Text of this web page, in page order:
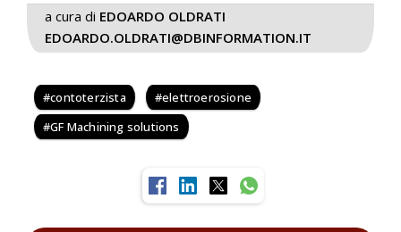
a cura di EDOARDO OLDRATI
EDOARDO.OLDRATI@DBINFORMATION.IT
contoterzista
elettroerosione
GF Machining solutions